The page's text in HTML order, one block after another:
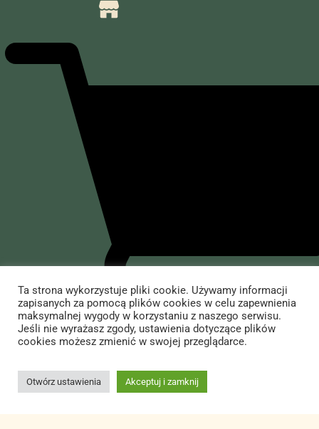
Felietony i nie tylko
Dziennik pokładowy
Dziennik polityczny
Dziennik rozrywkowy
O Wojciechu Cejrowskim
Przedsięwzięcia
Książki Wojciecha Cejrowskiego
Kontakt
Akcesoria do yerby i inne
Jedzenie i picie
Koszule i koszulki
Antysystem
Książki, przewodniki
Kosmetyki naturalne
Kontakt ze sklepem
Dostawa i płatność
Regulamin Sklepu Internetowego
Procedura zwrotu towaru
All Right Reserved Wojciech Cejrowski | Copyright © 2024. Created by –
Creative Rabels&TOM ADS
Dodaj do koszyka
Ta strona wykorzystuje pliki cookie. Używamy informacji
zapisanych za pomocą plików cookies w celu zapewnienia
maksymalnej wygody w korzystaniu z naszego serwisu.
Jeśli nie wyrażasz zgody, ustawienia dotyczące plików
cookies możesz zmienić w swojej przeglądarce.
Otwórz ustawienia Akceptuj i zamknij